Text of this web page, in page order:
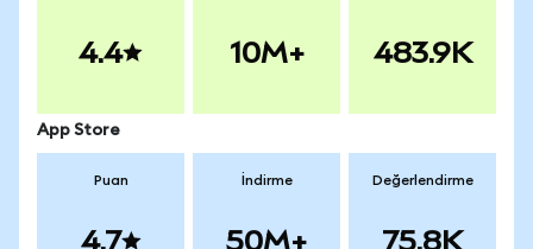
4.4 10M+ 483.9K
App Store
Puan
4.7
İndirme
50M+
Değerlendirme
75.8K